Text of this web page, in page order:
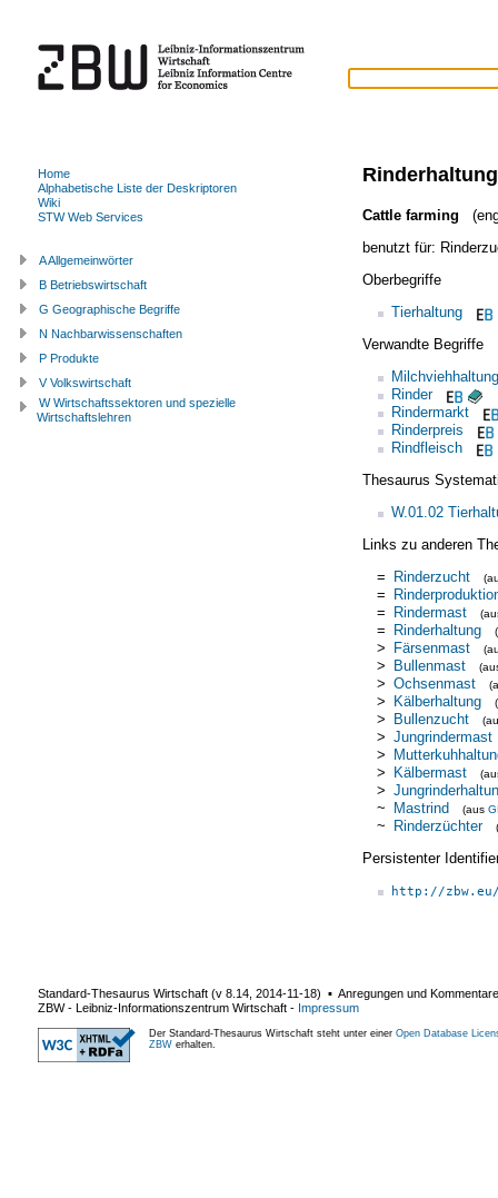
Rinderhaltung
Cattle farming
benutzt für:
Oberbegriffe
Tierhaltung
Verwandte Begriffe
Milchviehhaltung
Rinder
Rindermarkt
Rinderpreis
Rindfleisch
Thesaurus
W.01.02
Links zu anderen
= Rinderzucht
=
= Rindermast
= Rinderhaltung
> Färsenmast
> Bullenmast
> Ochsenmast
> Kälberhaltung
> Bullenzucht
> Jungrindermast
>
> Kälbermast
>
~ Mastrind (aus
~ Rinderzüchter
Persistenter
http://
Home
Alphabetische Liste der Deskriptoren
Wiki
STW Web Services
A Allgemeinwörter
B Betriebswirtschaft
G Geographische Begriffe
N Nachbarwissenschaften
P Produkte
V Volkswirtschaft
W Wirtschaftssektoren und spezielle
Wirtschaftslehren
Standard-Thesaurus Wirtschaft (v 8.14 2014-11-18) ▪ Anregungen und
ZBW - Leibniz-Informationszentrum Wirtschaft - Impressum
Der Standard-Thesaurus Wirtschaft steht unter einer Open Database
ZBW erhalten.